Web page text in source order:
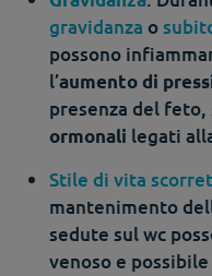
gravidanza o
possono
l’aumento di
presenza del feto,
ormonali legati
Stile di vita
mantenimento
sedute sul wc
venoso e